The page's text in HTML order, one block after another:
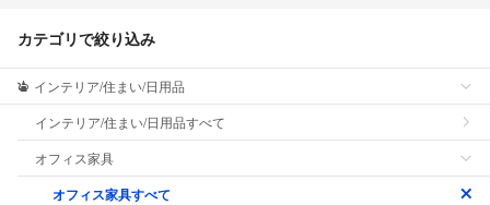
カテゴリで絞り込み
インテリア/住まい/日用品
インテリア/住まい/日用品すべて
オフィス家具
オフィス家具すべて